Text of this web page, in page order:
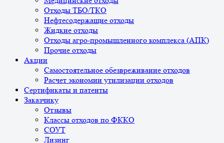
Отходы ТБО/ТКО
Нефтесодержащие отходы
Жидкие отходы
Отходы агро-промышленного комплекса (АПК)
Прочие отходы
Акции
Самостоятельное обезвреживание отходов
Расчет экономии утилизации отходов
Сертификаты и патенты
Заказчику
Отзывы
Классы отходов по ФККО
СОУТ
Лизинг